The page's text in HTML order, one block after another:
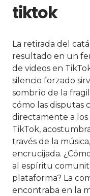
tiktok
La retirada del
resultado en un
de videos en
silencio forzado
sombrío de la
cómo las disputas
directamente a los
TikTok,
través de la
encrucijada.
al espíritu
plataforma? La
encontraba en la